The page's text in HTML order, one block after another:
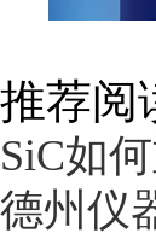
推荐阅
SiC如
德州仪